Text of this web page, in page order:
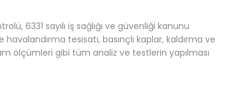
6331 sayılı iş sağlığı ve güvenliği kanunu
tesisatı, basınçlı kaplar, kaldırma ve
ölçümleri gibi tüm analiz ve testlerin yapılması